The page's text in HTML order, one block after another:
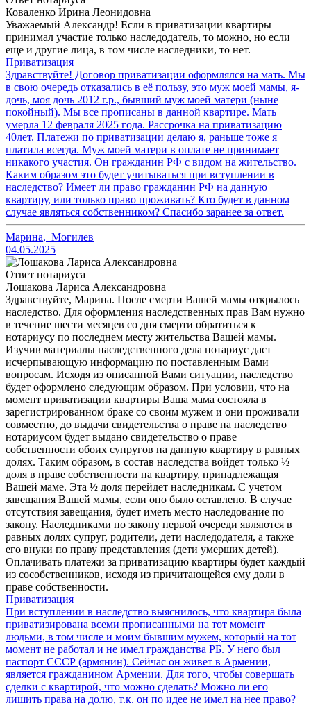
Коваленко Ирина Леонидовна
Уважаемый Александр! Если в приватизации квартиры
принимал участие только наследодатель, то можно, но если
еще и другие лица, в том числе наследники, то нет.
Приватизация
Здравствуйте! Договор приватизации оформлялся на мать. Мы
в свою очередь отказались в её пользу, это муж моей мамы, я-
дочь, моя дочь 2012 г.р., бывший муж моей матери (ныне
покойный). Мы все прописаны в данной квартире. Мать
умерла 12 февраля 2025 года. Рассрочка на приватизацию
40лет. Платежи по приватизации делаю я, раньше тоже я
платила всегда. Муж моей матери в оплате не принимает
никакого участия. Он гражданин РФ с видом на жительство.
Каким образом это будет учитываться при вступлении в
наследство? Имеет ли право гражданин РФ на данную
квартиру, или только право проживать? Кто будет в данном
случае являться собственником? Спасибо заранее за ответ.
Марина, Могилев
04.05.2025
Ответ нотариуса
Лошакова Лариса Александровна
Здравствуйте, Марина. После смерти Вашей мамы открылось
наследство. Для оформления наследственных прав Вам нужно
в течение шести месяцев со дня смерти обратиться к
нотариусу по последнем месту жительства Вашей мамы.
Изучив материалы наследственного дела нотариус даст
исчерпывающую информацию по поставленным Вами
вопросам. Исходя из описанной Вами ситуации, наследство
будет оформлено следующим образом. При условии, что на
момент приватизации квартиры Ваша мама состояла в
зарегистрированном браке со своим мужем и они проживали
совместно, до выдачи свидетельства о праве на наследство
нотариусом будет выдано свидетельство о праве
собственности обоих супругов на данную квартиру в равных
долях. Таким образом, в состав наследства войдет только ½
доля в праве собственности на квартиру, принадлежащая
Вашей маме. Эта ½ доля перейдет наследникам. С учетом
завещания Вашей мамы, если оно было оставлено. В случае
отсутствия завещания, будет иметь место наследование по
закону. Наследниками по закону первой очереди являются в
равных долях супруг, родители, дети наследодателя, а также
его внуки по праву представления (дети умерших детей).
Оплачивать платежи за приватизацию квартиры будет каждый
из сособственников, исходя из причитающейся ему доли в
праве собственности.
Приватизация
При вступлении в наследство выяснилось, что квартира была
приватизирована всеми прописанными на тот момент
людьми, в том числе и моим бывшим мужем, который на тот
момент не работал и не имел гражданства РБ. У него был
паспорт СССР (армянин). Сейчас он живет в Армении,
является гражданином Армении. Для того, чтобы совершать
сделки с квартирой, что можно сделать? Можно ли его
лишить права на долю, т.к. он по идее не имел на нее право?